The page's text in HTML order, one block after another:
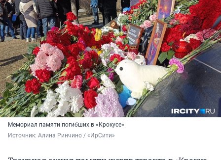
Мемориал памяти погибших в «Крокусе»
Источник: Алина Ринчино / «ИрСити»